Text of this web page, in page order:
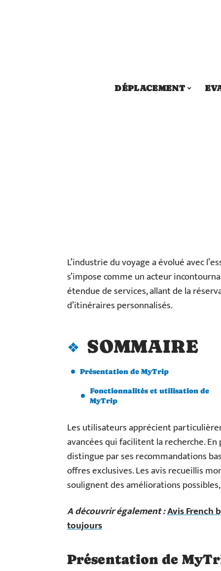
DÉPLACEMENT
L’industrie du voyage a évolué avec
s’impose comme un acteur
étendue de services, allant de la
d’itinéraires personnalisés.
SOMMAIRE
Présentation de MyTrip
Fonctionnalités et utilisation de
MyTrip
Les utilisateurs apprécient
avancées qui facilitent la recherche.
distingue par ses recommandations
offres exclusives. Les avis recueillis
soulignent des améliorations
A découvrir également :Avis French
toujours
Présentation de